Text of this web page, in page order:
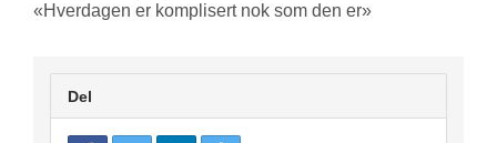
«Hverdagen er komplisert nok som den er»
Del